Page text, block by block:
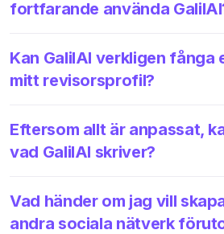
fortfarande använda
Kan GalilAI verkligen fånga
mitt revisorsprofil?
Eftersom allt är anpassat,
vad GalilAI skriver?
Vad händer om jag vill
andra sociala nätverk